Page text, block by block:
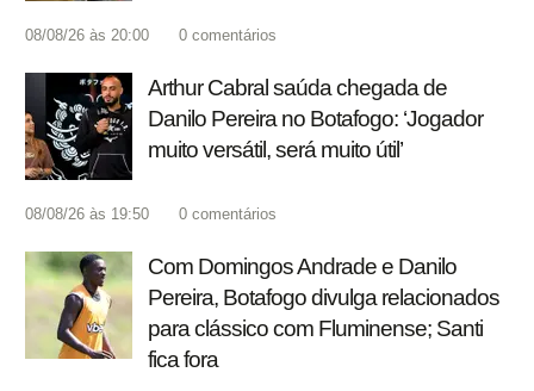
08/08/26 às 20:00 0 comentários
Arthur Cabral saúda chegada de
Danilo Pereira no Botafogo: ‘Jogador
muito versátil, será muito útil’
08/08/26 às 19:50 0 comentários
Com Domingos Andrade e Danilo
Pereira, Botafogo divulga relacionados
para clássico com Fluminense; Santi
fica fora